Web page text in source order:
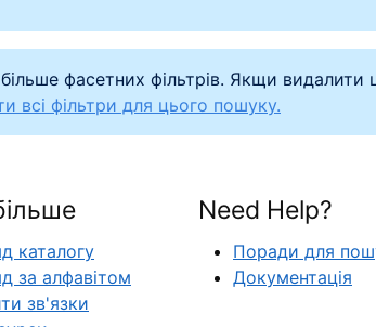
фасетних фільтрів. Якщи видалити
всі фільтри для цього пошуку.
каталогу
за алфавітом
зв'язки
Need Help?
Поради для
Документація